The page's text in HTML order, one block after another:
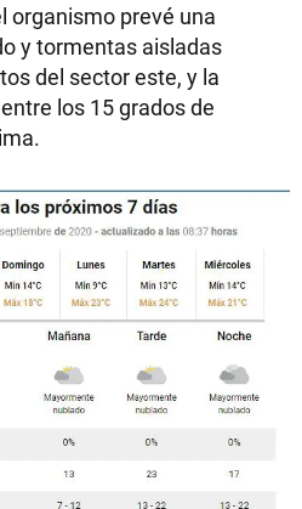
organismo prevé una
y tormentas aisladas
del sector este, y la
los 15 grados de